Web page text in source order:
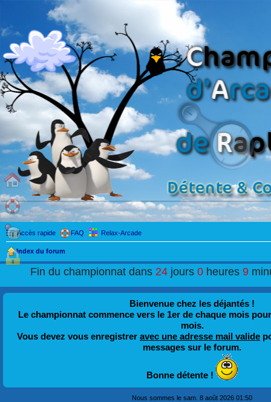
Accès rapide FAQ Relax-Arcade
Index du forum
Fin du championnat dans24 jours0 heures9
Bienvenue chez les déjantés !
Le championnat commence vers le 1er de chaque mois
mois.
Vous devez vous enregistrer avec une adresse mail valide
messages sur le forum.
Bonne détente !
Nous sommes le sam. 8 août 2026 01:50